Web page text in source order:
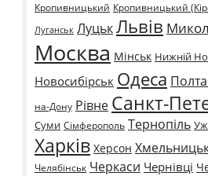
Кропивницький Кропивницький
Луганськ ЛуцькЛьвів
Москва Мінськ Нижній
Новосибірськ Одеса
на-Дону Рівне Санкт-
Суми Сімферополь Тернопіль
Харків Херсон
Челябінськ Черкаси Чернівці